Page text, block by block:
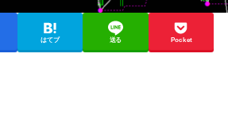
はてブ 送る Pocket